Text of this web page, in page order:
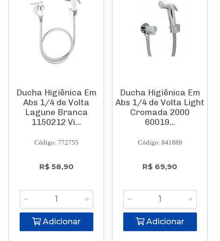
Ducha Higiênica Em
Abs 1/4 de Volta
Lagune Branca
1150212 Vi...
Código: 772755
R$ 58,90
Adicionar
Ducha Higiênica Em
Abs 1/4 de Volta Light
Cromada 2000
60019...
Código: 841889
R$ 69,90
Adicionar